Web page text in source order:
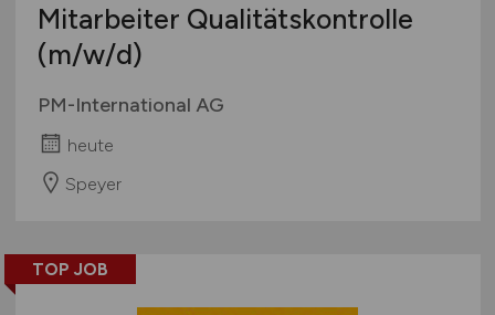
Mitarbeiter Qualitätskontrolle
(m/w/d)
PM-International AG
heute
Speyer
TOP JOB